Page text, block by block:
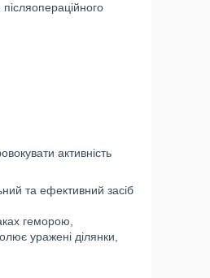
активність
та ефективний засіб
геморою,
уражені ділянки,